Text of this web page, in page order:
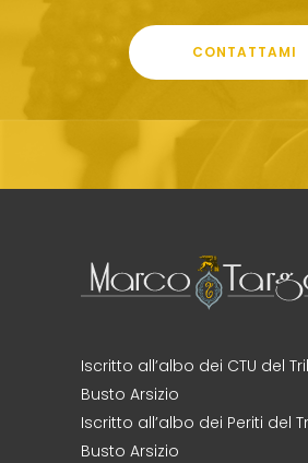
CONTATTAMI
Iscritto all’albo dei CTU del
Busto Arsizio
Iscritto all’albo dei Periti del
Busto Arsizio